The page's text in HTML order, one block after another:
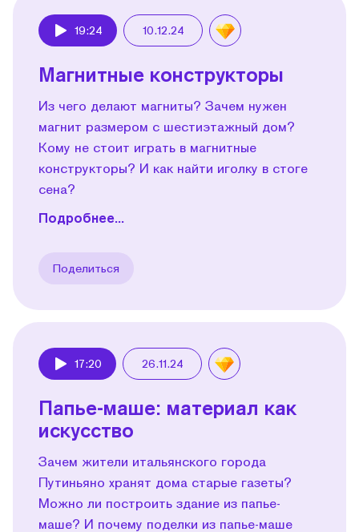
19:24 10.12.24
Магнитные конструкторы
Из чего делают магниты? Зачем нужен
магнит размером с шестиэтажный дом?
Кому не стоит играть в магнитные
конструкторы? И как найти иголку в стоге
сена?
Подробнее...
Поделиться
17:20 26.11.24
Папье-маше: материал как
искусство
Зачем жители итальянского города
Путиньяно хранят дома старые газеты?
Можно ли построить здание из папье-
маше? И почему поделки из папье-маше